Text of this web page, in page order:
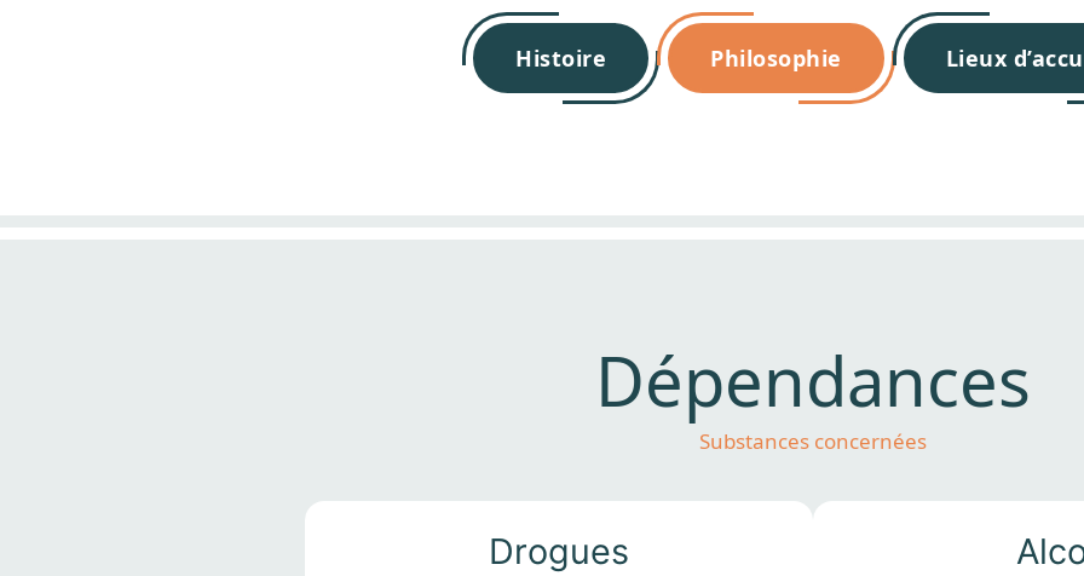
Histoire Philosophie Lieux
Dépendances
Substances concernées
Drogues